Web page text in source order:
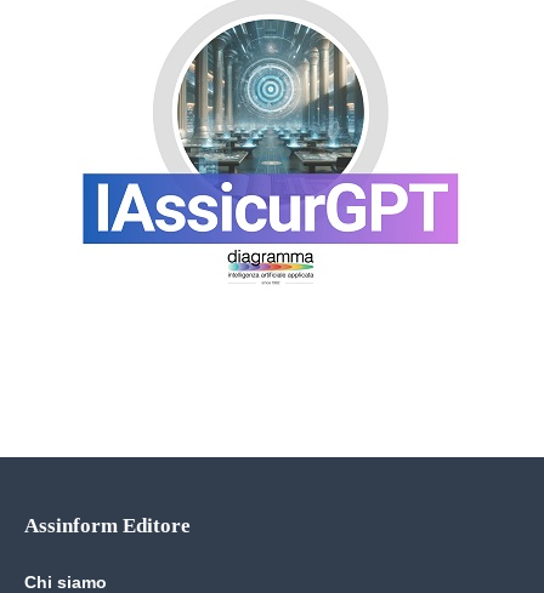
Assinform Editore
Chi siamo